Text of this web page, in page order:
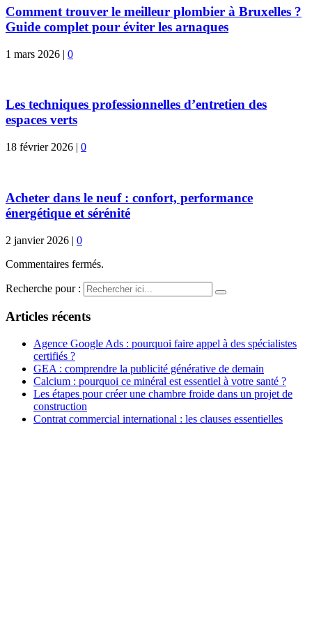
Comment trouver le meilleur plombier à Bruxelles ?
Guide complet pour éviter les arnaques
1 mars 2026 | 0
Les techniques professionnelles d’entretien des
espaces verts
18 février 2026 | 0
Acheter dans le neuf : confort, performance
énergétique et sérénité
2 janvier 2026 | 0
Commentaires fermés.
Recherche pour :
Articles récents
Agence Google Ads : pourquoi faire appel à des spécialistes
certifiés ?
GEA : comprendre la publicité générative de demain
Calcium : pourquoi ce minéral est essentiel à votre santé ?
Les étapes pour créer une chambre froide dans un projet de
construction
Contrat commercial international : les clauses essentielles